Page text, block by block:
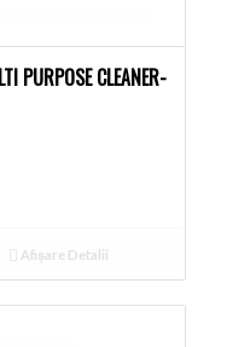
PURPOSE CLEANER-
Afișare Detalii